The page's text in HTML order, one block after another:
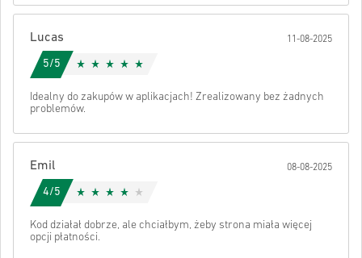
Lucas 11-08-2025
5/5
Idealny do zakupów w aplikacjach! Zrealizowany bez żadnych
problemów.
Emil 08-08-2025
4/5
Kod działał dobrze, ale chciałbym, żeby strona miała więcej
opcji płatności.